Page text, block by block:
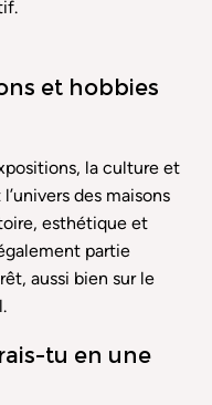
et hobbies
la culture et
des maisons
esthétique et
partie
aussi bien sur le
tu en une